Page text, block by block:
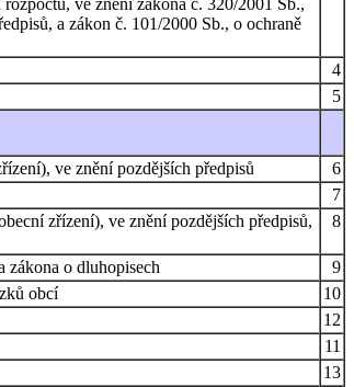
a zákon č. 101/2000 Sb., o ochraně
4
5
ve znění pozdějších předpisů
6
7
zřízení), ve znění pozdějších předpisů,
8
zákona o dluhopisech
9
obcí
10
12
11
13